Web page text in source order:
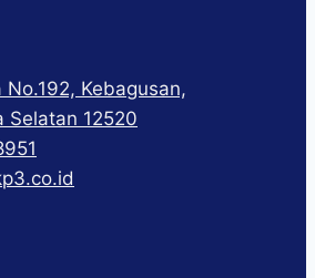
Kebagusan,
Selatan 12520